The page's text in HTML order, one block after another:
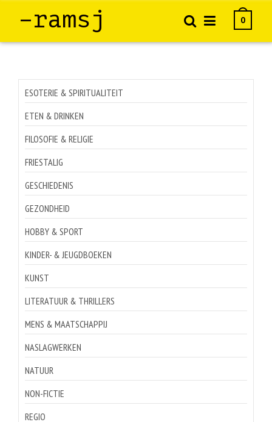
–ramsj 0
ESOTERIE & SPIRITUALITEIT
ETEN & DRINKEN
FILOSOFIE & RELIGIE
FRIESTALIG
GESCHIEDENIS
GEZONDHEID
HOBBY & SPORT
KINDER- & JEUGDBOEKEN
KUNST
LITERATUUR & THRILLERS
MENS & MAATSCHAPPIJ
NASLAGWERKEN
NATUUR
NON-FICTIE
REGIO